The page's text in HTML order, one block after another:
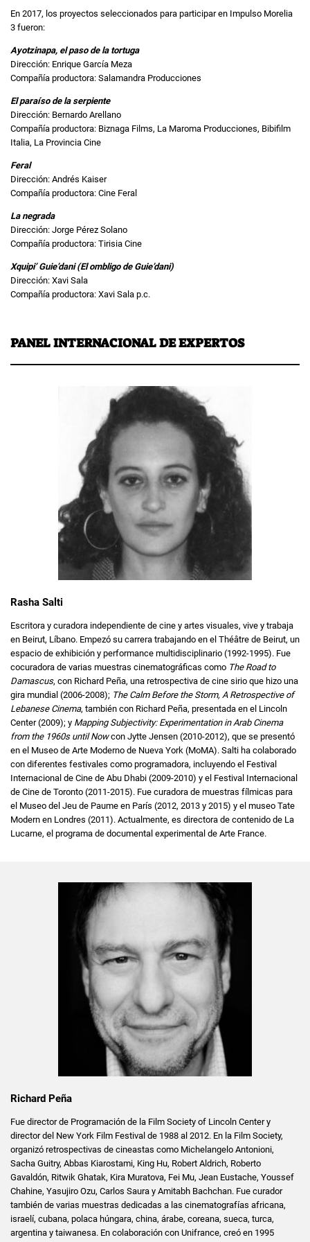
En 2017, los proyectos seleccionados para participar en Impulso Morelia
3 fueron:
Ayotzinapa, el paso de la tortuga
Dirección: Enrique García Meza
Compañía productora: Salamandra Producciones
El paraíso de la serpiente
Dirección: Bernardo Arellano
Compañía productora: Biznaga Films, La Maroma Producciones, Bibifilm
Italia, La Provincia Cine
Feral
Dirección: Andrés Kaiser
Compañía productora: Cine Feral
La negrada
Dirección: Jorge Pérez Solano
Compañía productora: Tirisia Cine
Xquipi’ Guie’dani (El ombligo de Guie’dani)
Dirección: Xavi Sala
Compañía productora: Xavi Sala p.c.
PANEL INTERNACIONAL DE EXPERTOS
Rasha Salti
Escritora y curadora independiente de cine y artes visuales, vive y trabaja
en Beirut, Líbano. Empezó su carrera trabajando en el Théâtre de Beirut, un
espacio de exhibición y performance multidisciplinario (1992-1995). Fue
cocuradora de varias muestras cinematográficas como The Road to
Damascus, con Richard Peña, una retrospectiva de cine sirio que hizo una
gira mundial (2006-2008); The Calm Before the Storm, A Retrospective of
Lebanese Cinema, también con Richard Peña, presentada en el Lincoln
Center (2009); y Mapping Subjectivity: Experimentation in Arab Cinema
from the 1960s until Nowcon Jytte Jensen (2010-2012), que se presentó
en el Museo de Arte Moderno de Nueva York (MoMA). Salti ha colaborado
con diferentes festivales como programadora, incluyendo el Festival
Internacional de Cine de Abu Dhabi (2009-2010) y el Festival Internacional
de Cine de Toronto (2011-2015). Fue curadora de muestras fílmicas para
el Museo del Jeu de Paume en París (2012, 2013 y 2015) y el museo Tate
Modern en Londres (2011). Actualmente, es directora de contenido de La
Lucarne, el programa de documental experimental de Arte France.
Richard Peña
Fue director de Programación de la Film Society of Lincoln Center y
director del New York Film Festival de 1988 al 2012. En la Film Society,
organizó retrospectivas de cineastas como Michelangelo Antonioni,
Sacha Guitry, Abbas Kiarostami, King Hu, Robert Aldrich, Roberto
Gavaldón, Ritwik Ghatak, Kira Muratova, Fei Mu, Jean Eustache, Youssef
Chahine, Yasujiro Ozu, Carlos Saura y Amitabh Bachchan. Fue curador
también de varias muestras dedicadas a las cinematografías africana,
israelí, cubana, polaca húngara, china, árabe, coreana, sueca, turca,
argentina y taiwanesa. En colaboración con Unifrance, creó en 1995